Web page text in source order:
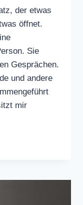
der etwas
öffnet.
Sie
Gesprächen.
und andere
mir